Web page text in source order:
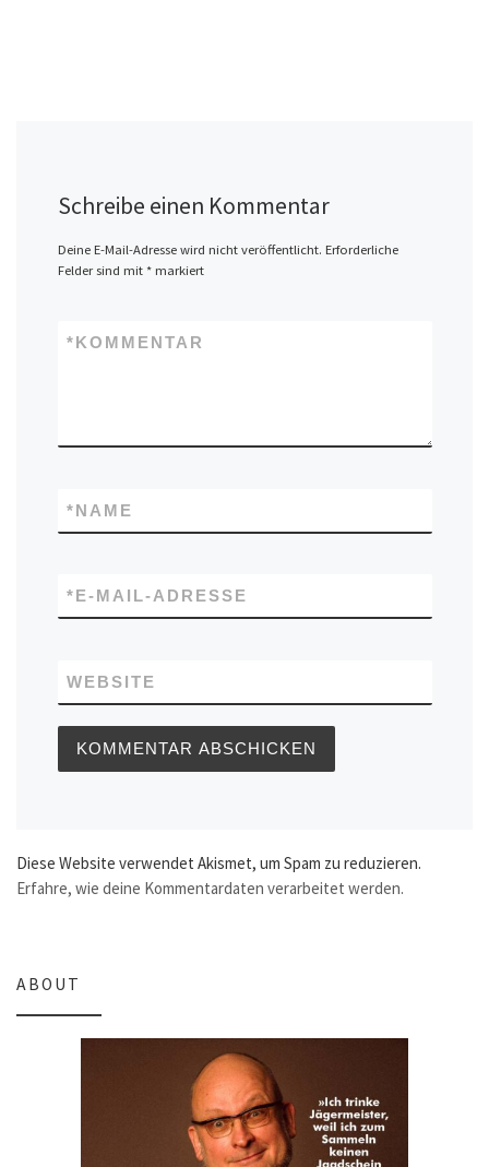
Schreibe einen Kommentar
Deine E-Mail-Adresse wird nicht veröffentlicht. Erforderliche
Felder sind mit *markiert
KOMMENTAR
*
NAME
*
E-MAIL-ADRESSE
*
WEBSITE
Diese Website verwendet Akismet, um Spam zu reduzieren.
Erfahre, wie deine Kommentardaten verarbeitet werden.
ABOUT